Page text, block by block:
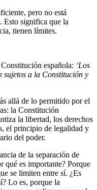
pero no está
Esto significa que la
tienen límites.
española: ‘Los
sujetos a la Constitución y
allá de lo permitido por el
la Constitución
la libertad, los derechos
el principio de legalidad y
del poder.
de la separación de
qué es importante? Porque
se limiten entre sí. ¿Es
Lo es, porque la